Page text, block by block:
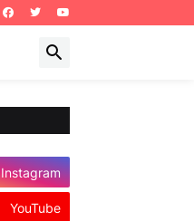
Instagram
YouTube